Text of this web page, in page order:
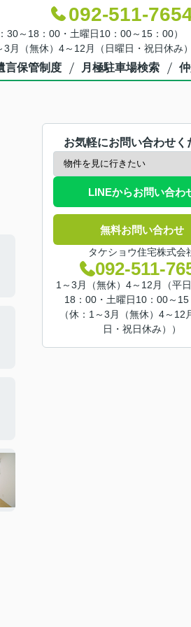
092-511-
30～18：00・土曜日10：00～15：00）
月（無休）4～12月（日曜日・祝日休み）
言保管制度 月極駐車場検索
お気軽にお問い合わせく
LINEからお問い合わ
無料お問い合わせ
タケショウ住宅株式会
092-511-
1～3月（無休）4～12月（平
18：00・土曜日10：00～15
（休：1～3月（無休）4～12
日・祝日休み））